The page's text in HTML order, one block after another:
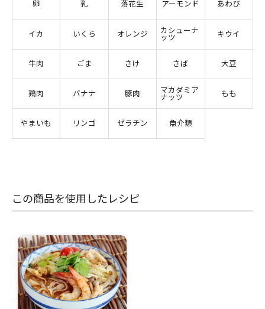
卵 乳 落花生 アーモンド あわび
イカ いくら オレンジ
カシューナ
ッツ
キウイ
牛肉 ごま さけ さば 大豆
鶏肉 バナナ 豚肉
マカダミア
ナッツ
もも
やまいも リンゴ ゼラチン 魚介類
この商品を使用したレシピ